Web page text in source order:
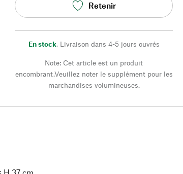
Retenir
En stock, Livraison dans 4-5 jours ouvrés
Note: Cet article est un produit
encombrant.Veuillez noter le supplément pour les
marchandises volumineuses.